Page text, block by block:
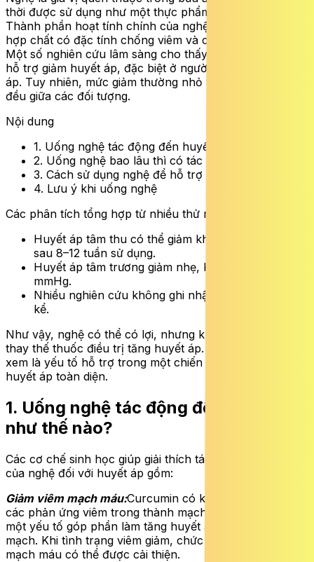
thời được sử dụng như một thực phẩm hỗ trợ sức khỏe.
Thành phần hoạt tính chính của nghệ là curcumin – một
hợp chất có đặc tính chống viêm và chống oxy hóa.
Một số nghiên cứu lâm sàng cho thấy uống nghệ có thể
hỗ trợ giảm huyết áp, đặc biệt ở người mắc tăng huyết
áp. Tuy nhiên, mức giảm thường nhỏ và không đồng
đều giữa các đối tượng.
Nội dung
1. Uống nghệ tác động đến huyết áp như thế nào?
2. Uống nghệ bao lâu thì có tác dụng?
3. Cách sử dụng nghệ để hỗ trợ huyết áp
4. Lưu ý khi uống nghệ
Các phân tích tổng hợp từ nhiều thử nghiệm cho thấy:
Huyết áp tâm thu có thể giảm khoảng 1–1,5 mmHg
sau 8–12 tuần sử dụng.
Huyết áp tâm trương giảm nhẹ, khoảng dưới 2
mmHg.
Nhiều nghiên cứu không ghi nhận sự thay đổi đáng
kể.
Như vậy, nghệ có thể có lợi, nhưng không đủ mạnh để
thay thế thuốc điều trị tăng huyết áp. Đây chỉ nên được
xem là yếu tố hỗ trợ trong một chiến lược kiểm soát
huyết áp toàn diện.
1. Uống nghệ tác động đến huyết áp
như thế nào?
Các cơ chế sinh học giúp giải thích tác dụng tiềm năng
của nghệ đối với huyết áp gồm:
Giảm viêm mạch máu:Curcumin có khả năng ức chế
các phản ứng viêm trong thành mạch. Viêm mạn tính là
một yếu tố góp phần làm tăng huyết áp và xơ vữa động
mạch. Khi tình trạng viêm giảm, chức năng nội mạc
mạch máu có thể được cải thiện.